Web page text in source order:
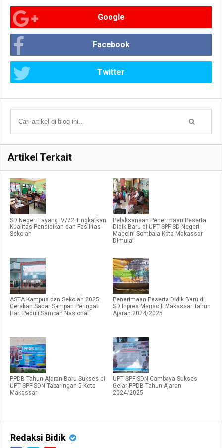
Google
Facebook
Twitter
Artikel Terkait
SD Negeri Layang IV/72 Tingkatkan
Kualitas Pendidikan dan Fasilitas
Sekolah
Pelaksanaan Penerimaan Peserta
Didik Baru di UPT SPF SD Negeri
Maccini Sombala Kota Makassar
Dimulai
ASTA Kampus dan Sekolah 2025:
Gerakan Sadar Sampah Peringati
Hari Peduli Sampah Nasional
Penerimaan Peserta Didik Baru di
SD Inpres Mariso II Makassar Tahun
Ajaran 2024/2025
PPDB Tahun Ajaran Baru Sukses di
UPT SPF SDN Tabaringan 5 Kota
Makassar
UPT SPF SDN Cambaya Sukses
Gelar PPDB Tahun Ajaran
2024/2025
Redaksi Bidik